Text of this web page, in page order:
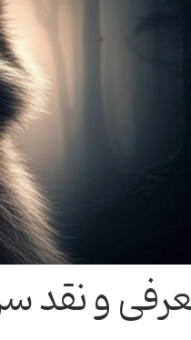
و نقد